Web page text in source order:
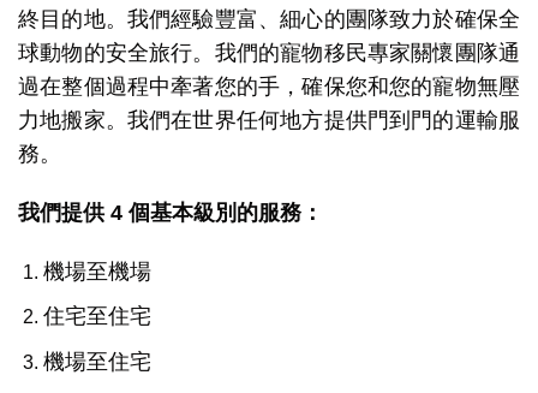
終目的地。我們經驗豐富、細心的團隊致力於確保全
球動物的安全旅行。我們的寵物移民專家關懷團隊通
過在整個過程中牽著您的手，確保您和您的寵物無壓
力地搬家。我們在世界任何地方提供門到門的運輸服
務。
我們提供 4 個基本級別的服務：
機場至機場
住宅至住宅
機場至住宅